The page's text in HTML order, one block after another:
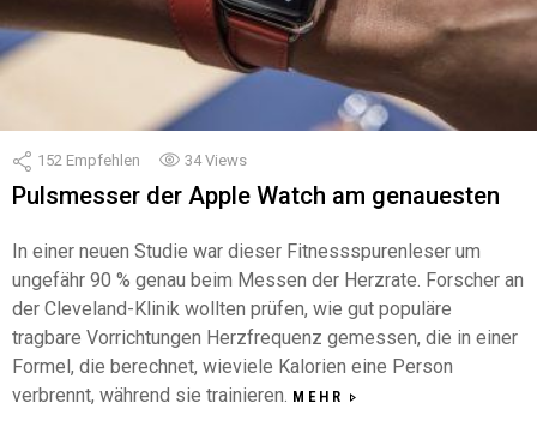
152 Empfehlen 34Views
Pulsmesser der Apple Watch am genauesten
In einer neuen Studie war dieser Fitnessspurenleser um
ungefähr 90 % genau beim Messen der Herzrate. Forscher an
der Cleveland-Klinik wollten prüfen, wie gut populäre
tragbare Vorrichtungen Herzfrequenz gemessen, die in einer
Formel, die berechnet, wieviele Kalorien eine Person
verbrennt, während sie trainieren. MEHR